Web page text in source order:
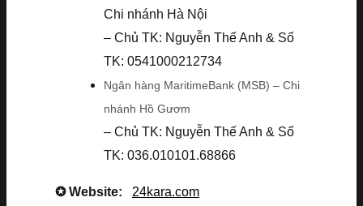
Chi nhánh Hà Nội
– Chủ TK: Nguyễn Thế Anh & Số
TK: 0541000212734
Ngân hàng MaritimeBank (MSB) – Chi
nhánh Hồ Gươm
– Chủ TK: Nguyễn Thế Anh & Số
TK: 036.010101.68866
✪ Website: 24kara.com